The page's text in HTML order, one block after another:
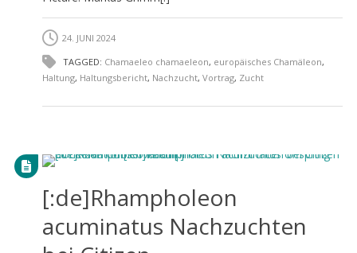
24. JUNI 2024
TAGGED: Chamaeleo chamaeleon, europäisches Chamäleon,
Haltung, Haltungsbericht, Nachzucht, Vortrag, Zucht
[:de]Rhampholeon
acuminatus Nachzuchten